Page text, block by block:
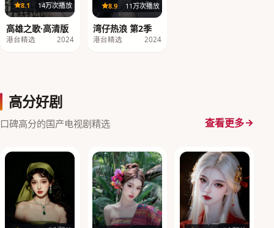
96分钟
8.1 14万次播放
高雄之歌·高清版
港台精选 2024
20集
8.9 11万次播放
湾仔热浪 第2季
港台精选 2024
高分好剧
口碑高分的国产电视剧精选 查看更多